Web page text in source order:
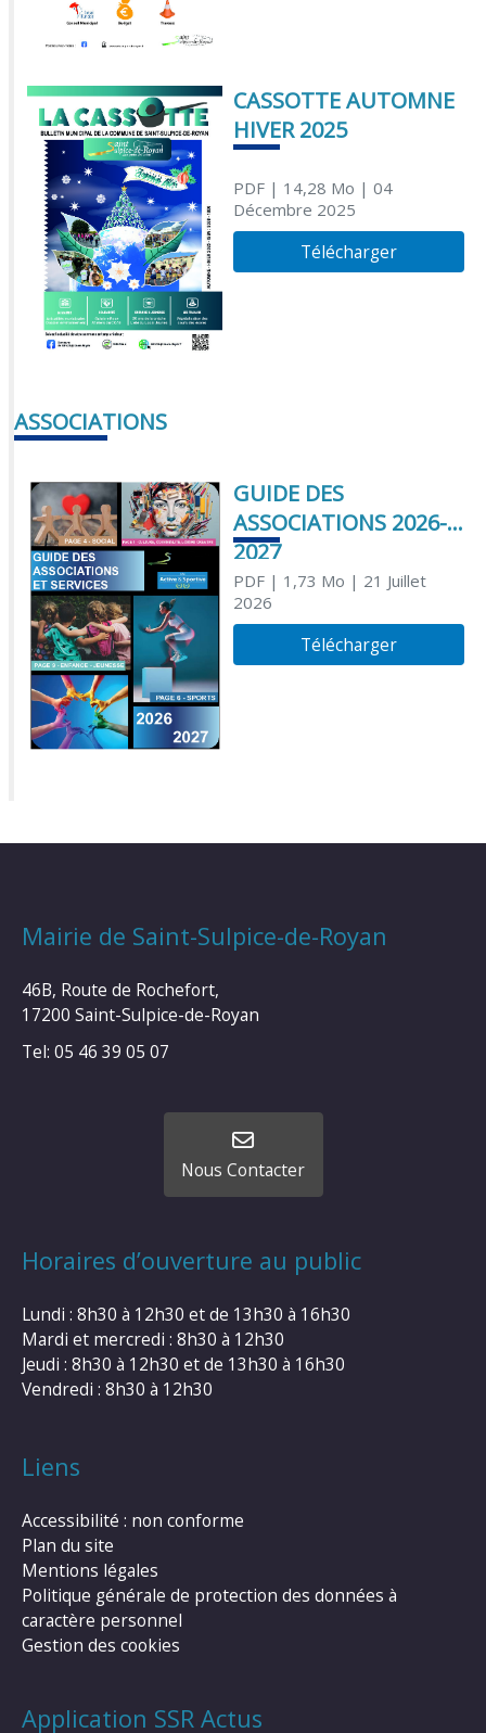
CASSOTTE AUTOMNE
HIVER 2025
PDF| 14,28 Mo | 04
Décembre 2025
Télécharger
ASSOCIATIONS
GUIDE DES
ASSOCIATIONS 2026-
2027
PDF| 1,73 Mo | 21 Juillet
2026
Télécharger
Mairie de Saint-Sulpice-de-Royan
46B, Route de Rochefort,
17200 Saint-Sulpice-de-Royan
Tel: 05 46 39 05 07
Nous Contacter
Horaires d’ouverture au public
Lundi : 8h30 à 12h30 et de 13h30 à 16h30
Mardi et mercredi : 8h30 à 12h30
Jeudi : 8h30 à 12h30 et de 13h30 à 16h30
Vendredi : 8h30 à 12h30
Liens
Accessibilité : non conforme
Plan du site
Mentions légales
Politique générale de protection des données à
caractère personnel
Gestion des cookies
Application SSR Actus